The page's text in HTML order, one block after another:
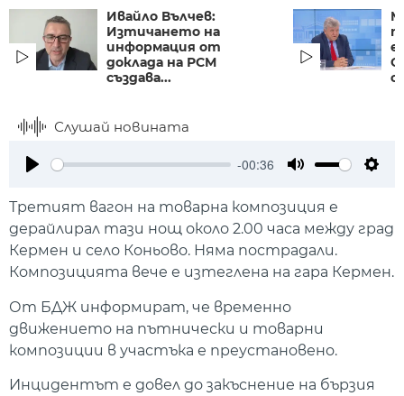
Ивайло Вълчев:
Изтичането на
информация от
доклада на РСМ
създава...
Слушай новината
-00:36
Третият вагон на товарна композиция е
дерайлирал тази нощ около 2.00 часа между град
Кермен и село Коньово. Няма пострадали.
Композицията вече е изтеглена на гара Кермен.
От БДЖ информират, че временно
движението на пътнически и товарни
композиции в участъка е преустановено.
Инцидентът е довел до закъснение на бързия